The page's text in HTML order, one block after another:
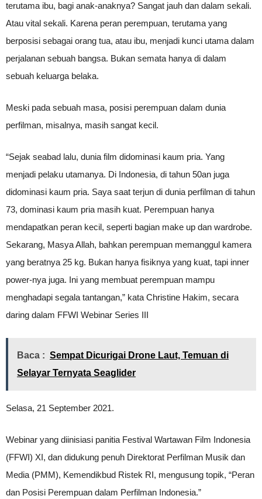
terutama ibu, bagi anak-anaknya? Sangat jauh dan dalam sekali.
Atau vital sekali. Karena peran perempuan, terutama yang
berposisi sebagai orang tua, atau ibu, menjadi kunci utama dalam
perjalanan sebuah bangsa. Bukan semata hanya di dalam
sebuah keluarga belaka.
Meski pada sebuah masa, posisi perempuan dalam dunia
perfilman, misalnya, masih sangat kecil.
“Sejak seabad lalu, dunia film didominasi kaum pria. Yang
menjadi pelaku utamanya. Di Indonesia, di tahun 50an juga
didominasi kaum pria. Saya saat terjun di dunia perfilman di tahun
73, dominasi kaum pria masih kuat. Perempuan hanya
mendapatkan peran kecil, seperti bagian make up dan wardrobe.
Sekarang, Masya Allah, bahkan perempuan memanggul kamera
yang beratnya 25 kg. Bukan hanya fisiknya yang kuat, tapi inner
power-nya juga. Ini yang membuat perempuan mampu
menghadapi segala tantangan,” kata Christine Hakim, secara
daring dalam FFWI Webinar Series III
Baca : Sempat Dicurigai Drone Laut, Temuan di
Selayar Ternyata Seaglider
Selasa, 21 September 2021.
Webinar yang diinisiasi panitia Festival Wartawan Film Indonesia
(FFWI) XI, dan didukung penuh Direktorat Perfilman Musik dan
Media (PMM), Kemendikbud Ristek RI, mengusung topik, “Peran
dan Posisi Perempuan dalam Perfilman Indonesia.”